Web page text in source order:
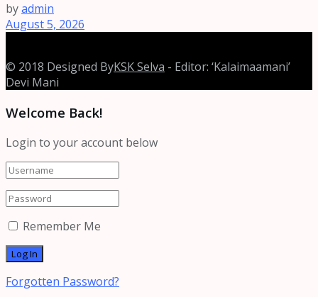
byadmin
August 5, 2026
© 2018 Designed ByKSK Selva - Editor: ‘Kalaimaamani’
Devi Mani
Welcome Back!
Login to your account below
Remember Me
Forgotten Password?